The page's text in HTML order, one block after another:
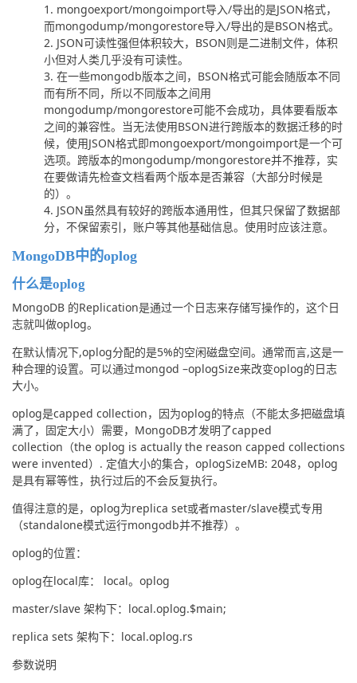
mongoexport/mongoimport导入/导出的是JSON格式，
而mongodump/mongorestore导入/导出的是BSON格式。
JSON可读性强但体积较大，BSON则是二进制文件，体积
小但对人类几乎没有可读性。
在一些mongodb版本之间，BSON格式可能会随版本不同
而有所不同，所以不同版本之间用
mongodump/mongorestore可能不会成功，具体要看版本
之间的兼容性。当无法使用BSON进行跨版本的数据迁移的时
候，使用JSON格式即mongoexport/mongoimport是一个可
选项。跨版本的mongodump/mongorestore并不推荐，实
在要做请先检查文档看两个版本是否兼容（大部分时候是
的）。
JSON虽然具有较好的跨版本通用性，但其只保留了数据部
分，不保留索引，账户等其他基础信息。使用时应该注意。
MongoDB中的oplog
什么是oplog
MongoDB 的Replication是通过一个日志来存储写操作的，这个日
志就叫做oplog。
在默认情况下,oplog分配的是5%的空闲磁盘空间。通常而言,这是一
种合理的设置。可以通过mongod –oplogSize来改变oplog的日志
大小。
oplog是capped collection，因为oplog的特点（不能太多把磁盘填
满了，固定大小）需要，MongoDB才发明了capped
collection（the oplog is actually the reason capped collections
were invented）. 定值大小的集合，oplogSizeMB: 2048，oplog
是具有幂等性，执行过后的不会反复执行。
值得注意的是，oplog为replica set或者master/slave模式专用
（standalone模式运行mongodb并不推荐）。
oplog的位置：
oplog在local库： local。oplog
master/slave 架构下：local.oplog.$main;
replica sets 架构下：local.oplog.rs
参数说明